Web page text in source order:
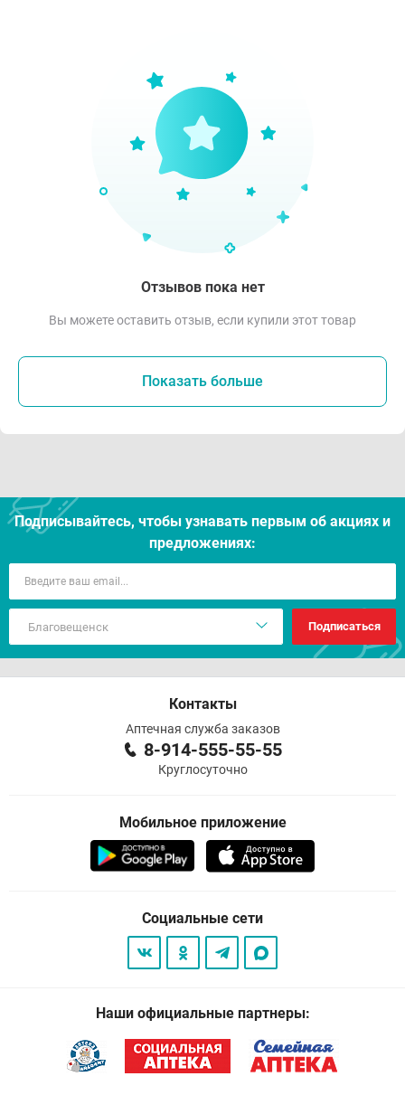
Отзывов пока нет
Вы можете оставить отзыв, если купили этот товар
Показать больше
Подписывайтесь, чтобы узнавать первым об акцияx и
предложениях:
Подписаться
Контакты
Аптечная служба заказов
8-914-555-55-55
Круглосуточно
Мобильное приложение
Социальные сети
Наши официальные партнеры: